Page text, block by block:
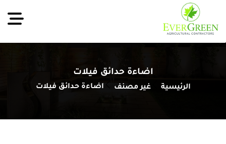
اضاءة حدائق فيلات
الرئيسية غير مصنف اضاءة حدائق فيلات